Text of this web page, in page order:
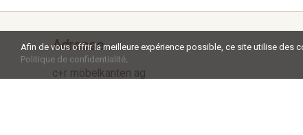
Adresse
c+r möbelkanten ag
Afin de vous offrir la meilleure expérience possible, ce site utilise des
Politique de confidentialité.